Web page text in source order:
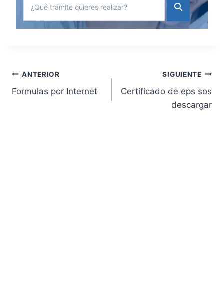
Navegación
ANTERIOR
Formulas por Internet
SIGUIENTE
Certificado de eps sos
descargar